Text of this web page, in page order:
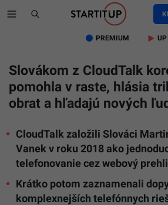
PREMIUM UP
Slovákom z CloudTalk
pomohla v raste, hlásia
obrat a hľadajú nových
CloudTalk založili Slováci
Vanek v roku 2018 ako
telefonovanie cez webový
Krátko potom zaznamenali
komplexnejších telefónnych